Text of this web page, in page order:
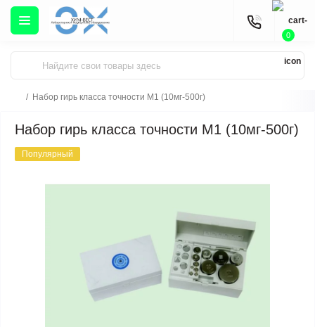
0
Набор гирь класса точности М1 (10мг-500г)
Набор гирь класса точности М1 (10мг-500г)
Популярный